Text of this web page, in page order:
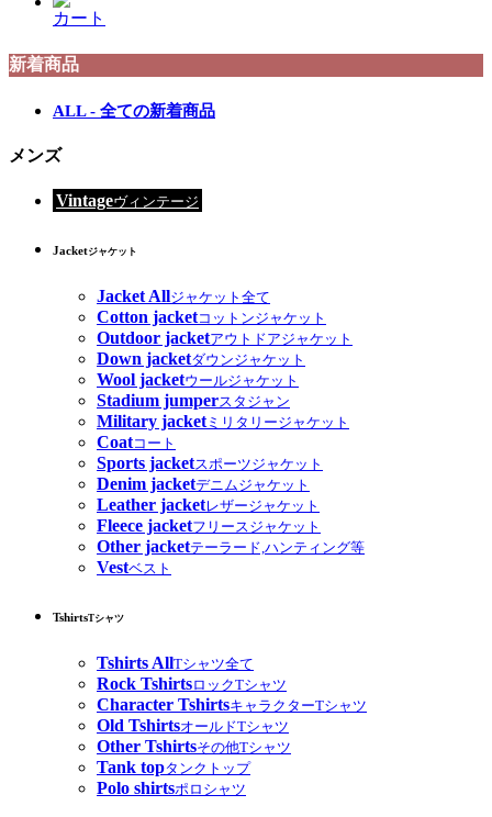
カート
新着商品
ALL - 全ての新着商品
メンズ
Vintageヴィンテージ
Jacketジャケット
Jacket Allジャケット全て
Cotton jacketコットンジャケット
Outdoor jacketアウトドアジャケット
Down jacketダウンジャケット
Wool jacketウールジャケット
Stadium jumperスタジャン
Military jacketミリタリージャケット
Coatコート
Sports jacketスポーツジャケット
Denim jacketデニムジャケット
Leather jacketレザージャケット
Fleece jacketフリースジャケット
Other jacketテーラード,ハンティング等
Vestベスト
TshirtsTシャツ
Tshirts AllTシャツ全て
Rock TshirtsロックTシャツ
Character TshirtsキャラクターTシャツ
Old TshirtsオールドTシャツ
Other Tshirtsその他Tシャツ
Tank topタンクトップ
Polo shirtsポロシャツ